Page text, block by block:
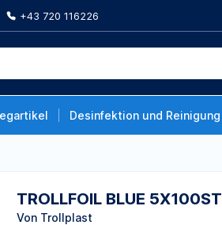
+43 720 116226
Desinfektion und Reinigung
TROLLFOIL BLUE 5X100ST
Von Trollplast